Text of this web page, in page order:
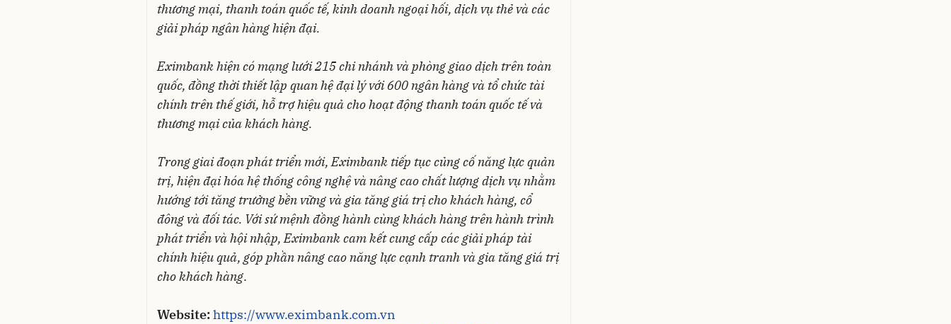
thương mại, thanh toán quốc tế, kinh doanh ngoại hối, dịch vụ thẻ và các
giải pháp ngân hàng hiện đại.
Eximbank hiện có mạng lưới 215 chi nhánh và phòng giao dịch trên toàn
quốc, đồng thời thiết lập quan hệ đại lý với 600 ngân hàng và tổ chức tài
chính trên thế giới, hỗ trợ hiệu quả cho hoạt động thanh toán quốc tế và
thương mại của khách hàng.
Trong giai đoạn phát triển mới, Eximbank tiếp tục củng cố năng lực quản
trị, hiện đại hóa hệ thống công nghệ và nâng cao chất lượng dịch vụ nhằm
hướng tới tăng trưởng bền vững và gia tăng giá trị cho khách hàng, cổ
đông và đối tác. Với sứ mệnh đồng hành cùng khách hàng trên hành trình
phát triển và hội nhập, Eximbank cam kết cung cấp các giải pháp tài
chính hiệu quả, góp phần nâng cao năng lực cạnh tranh và gia tăng giá trị
cho khách hàng.
Website:https://www.eximbank.com.vn